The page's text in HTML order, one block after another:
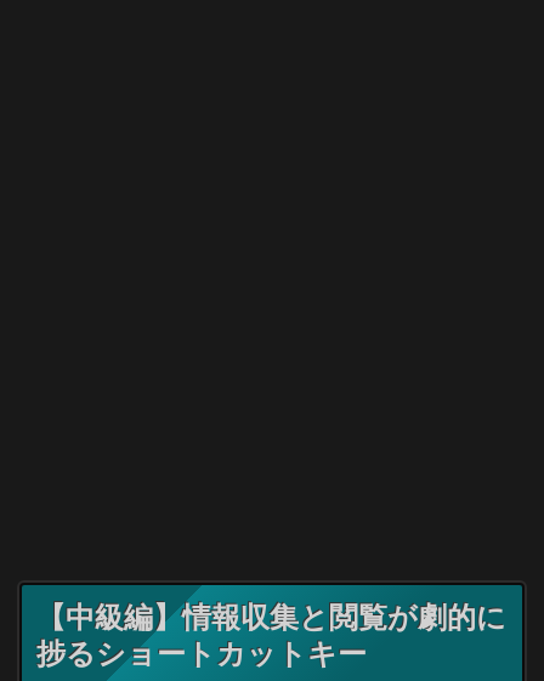
【中級編】情報収集と閲覧が劇的に
捗るショートカットキー